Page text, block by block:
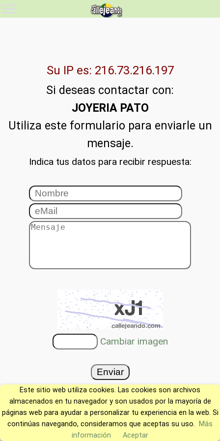
Su IP es: 216.73.216.197
Si deseas contactar con:
JOYERIA PATO
Utiliza este formulario para enviarle un
mensaje.
Indica tus datos para recibir respuesta:
Cambiar imagen
Este sitio web utiliza cookies. Las cookies son archivos
almacenados en tu navegador y son usados por la mayoría de
páginas web para ayudar a personalizar tu experiencia en la web. Si
continúas navegando, consideramos que aceptas su uso.
Más
información
Aceptar